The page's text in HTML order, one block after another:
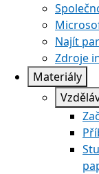
Najít
Zdroje
Materiály